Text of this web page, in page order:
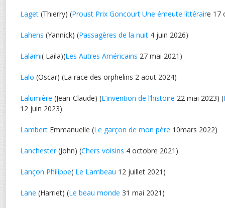
Laget (Thierry) (Proust Prix Goncourt Une émeute littéraire 17
Lahens (Yannick) (Passagères de la nuit 4 juin 2026)
Lalami( Laila)(Les Autres Américains 27 mai 2021)
Lalo (Oscar) (La race des orphelins 2 aout 2024)
Lalumière (Jean-Claude) (L’invention de l’histoire 22 mai 2023) (
12 juin 2023)
Lambert Emmanuelle (Le garçon de mon père 10mars 2022)
Lanchester(John) (Chers voisins 4 octobre 2021)
Lançon Philippe( Le Lambeau 12 juillet 2021)
Lane (Harriet) (Le beau monde 31 mai 2021)